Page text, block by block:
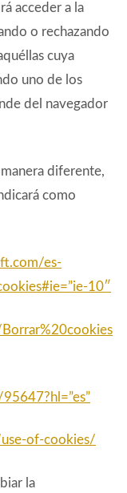
acceder a la
o rechazando
cuya
uno de los
del navegador
diferente,
como
es-
10″
of-cookies/
la